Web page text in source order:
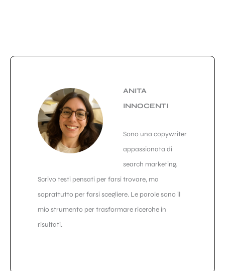
ANITA
INNOCENTI
Sono una copywriter
appassionata di
search marketing.
Scrivo testi pensati per farsi trovare, ma
soprattutto per farsi scegliere. Le parole sono il
mio strumento per trasformare ricerche in
risultati.